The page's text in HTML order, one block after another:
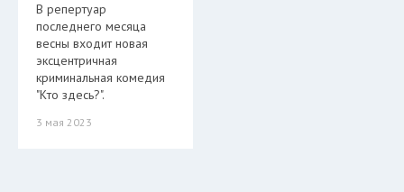
В репертуар
последнего месяца
весны входит новая
эксцентричная
криминальная комедия
"Кто здесь?".
3 мая 2023